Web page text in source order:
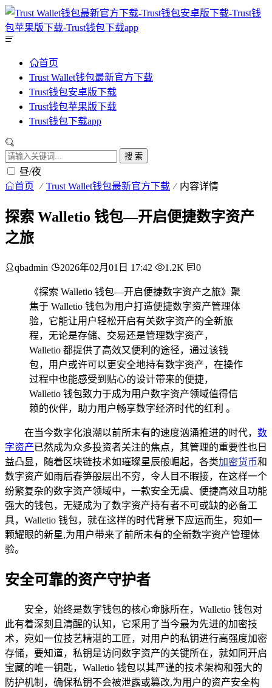
首页
Trust Wallet钱包最新官方下载
Trust钱包安卓版下载
Trust钱包苹果版下载
Trust钱包下载app
搜 索
昼/夜
首页 Trust Wallet钱包最新官方下载 内容详情
探索 Walletio 钱包—开启便捷数字资产
之旅
qbadmin 2026年02月01日 17:42 1.2K 0
《探索 Walletio 钱包—开启便捷数字资产之旅》聚
焦于 Walletio 钱包为用户打造便捷数字资产管理体
验，它能让用户轻松开启有关数字资产的全新旅
程，无论是存储、交易还是管理数字资产，
Walletio 都提供了高效又便利的途径，通过该钱
包，用户或许可以更安全地持有数字资产，在操作
过程中也能感受到贴心的设计带来的便捷，
Walletio 钱包致力于成为用户数字资产领域值得信
赖的伙伴，助力用户畅享数字经济时代的红利 。
在当今数字化浪潮以前所未有的速度汹涌推进的时代， 数
字资产已然成为众多投资者关注的焦点，其管理的重要性也日
益凸显，随着区块链技术如璀璨星辰般崛起，各类加密货币和
数字资产如雨后春笋般层出不穷，令人目不暇接，在这样一个
纷繁复杂的数字资产领域中，一款安全无虞、便捷高效且功能
强大的钱包，无疑成为了数字资产持有者不可或缺的必备工
具，Walletio 钱包，就在这样的时代背景下应运而生，宛如一
颗耀眼的新星,为用户带来了前所未有的全新数字资产管理体
验。
安全可靠的资产守护者
安全，始终是数字钱包的核心命脉所在，Walletio 钱包对
此有着深刻且清醒的认知，它采用了当今最为先进的加密技
术，宛如一位技艺精湛的工匠，对用户的私钥进行高强度加密
存储，要知道，私钥是访问数字资产的关键所在，就如同开启
宝藏的唯一钥匙，Walletio 钱包以其严谨的技术架构和强大的
防护机制，确保私钥不会被泄露或篡改,为用户的资产安全构